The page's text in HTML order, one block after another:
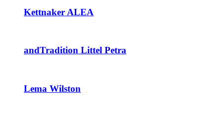
Kettnaker ALEA
andTradition Littel Petra
Lema Wilston